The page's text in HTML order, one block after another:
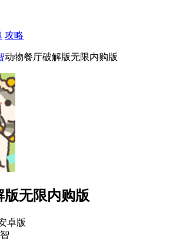
攻略
动物餐厅破解版无限内购版
无限内购版
卓版